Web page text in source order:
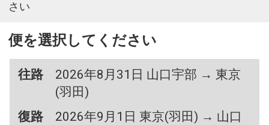
さい
便を選択してください
往路
2026年8月31日 山口宇部 → 東京
(羽田)
復路
2026年9月1日 東京(羽田) → 山口